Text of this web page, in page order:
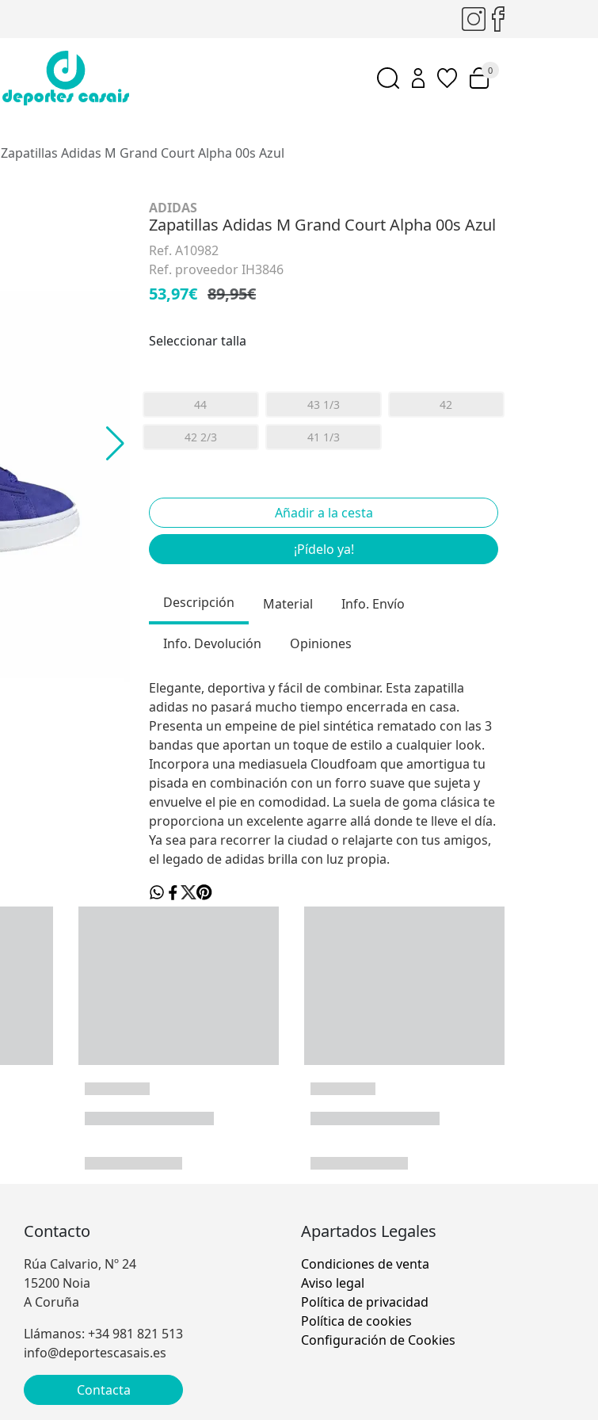
0
Zapatillas Adidas M Grand Court Alpha 00s Azul
ADIDAS
Zapatillas Adidas M Grand Court Alpha 00s Azul
Ref. A10982
Ref. proveedor IH3846
53,97€ 89,95€
Seleccionar talla
44 43 1/3 42
42 2/3 41 1/3
¡Pídelo ya!
Descripción Material Info. Envío
Info. Devolución Opiniones
Elegante, deportiva y fácil de combinar. Esta zapatilla
adidas no pasará mucho tiempo encerrada en casa.
Presenta un empeine de piel sintética rematado con las 3
bandas que aportan un toque de estilo a cualquier look.
Incorpora una mediasuela Cloudfoam que amortigua tu
pisada en combinación con un forro suave que sujeta y
envuelve el pie en comodidad. La suela de goma clásica te
proporciona un excelente agarre allá donde te lleve el día.
Ya sea para recorrer la ciudad o relajarte con tus amigos,
el legado de adidas brilla con luz propia.
Contacto
Rúa Calvario, Nº 24
15200 Noia
A Coruña
Llámanos: +34 981 821 513
info@deportescasais.es
Contacta
Apartados Legales
Condiciones de venta
Aviso legal
Política de privacidad
Política de cookies
Configuración de Cookies